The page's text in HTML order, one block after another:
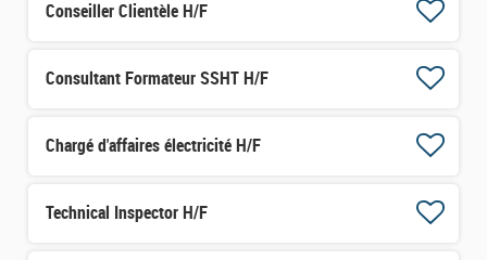
Conseiller Clientèle H/F
Consultant Formateur SSHT H/F
Chargé d'affaires électricité H/F
Technical Inspector H/F